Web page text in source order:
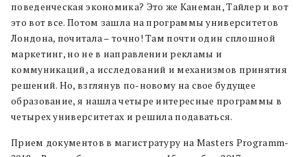
поведенческая экономика? Это же Канеман, Тайлер и вот
это вот все. Потом зашла на программы университетов
Лондона, почитала – точно! Там почти один сплошной
маркетинг, но не в направлении рекламы и
коммуникаций, а исследований и механизмов принятия
решений. Но, взглянув по-новому на свое будущее
образование, я нашла четыре интересные программы в
четырех университетах и решила подаваться.
Прием документов в магистратуру на Masters Programm-